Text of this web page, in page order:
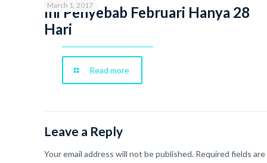
March 1, 2017
Ini Penyebab Februari Hanya 28
Hari
Read more
Leave a Reply
Your email address will not be published. Required fields are